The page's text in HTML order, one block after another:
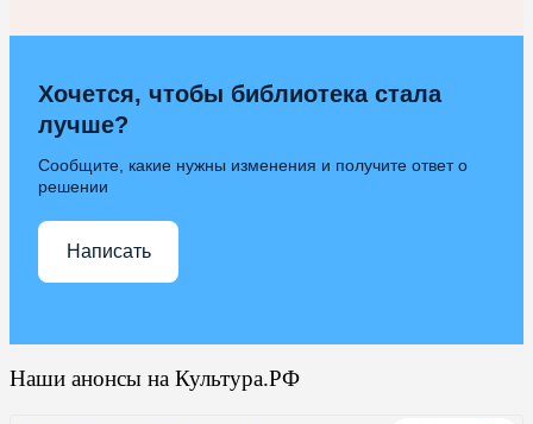
Хочется, чтобы библиотека стала
лучше?
Сообщите, какие нужны изменения и получите ответ о
решении
Написать
Наши анонсы на Культура.РФ